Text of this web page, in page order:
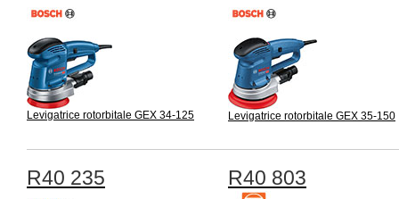
Levigatrice rotorbitale GEX 34-125 Levigatrice rotorbitale GEX 35-150
R40 235 R40 803